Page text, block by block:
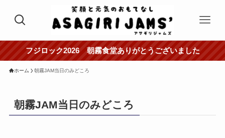
フジロック2026 朝霧食堂ありがとうございました
ホーム 朝霧JAM当日のみどころ
朝霧JAM当日のみどころ